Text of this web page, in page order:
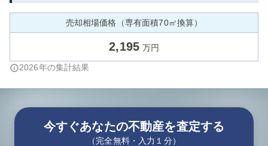
売却相場価格（専有面積70㎡換算）
2,195 万円
2026年の集計結果
今すぐあなたの不動産を査定する
（完全無料・入力１分）